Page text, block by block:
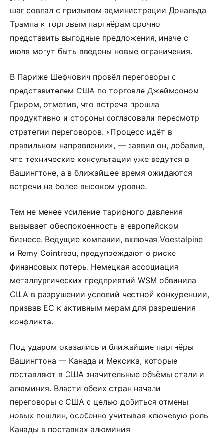
шаг совпал с призывом администрации Дональда
Трампа к торговым партнёрам срочно
представить выгодные предложения, иначе с
июля могут быть введены новые ограничения.
В Париже Шефчович провёл переговоры с
представителем США по торговле Джеймсоном
Гриром, отметив, что встреча прошла
продуктивно и стороны согласовали пересмотр
стратегии переговоров. «Процесс идёт в
правильном направлении», — заявил он, добавив,
что технические консультации уже ведутся в
Вашингтоне, а в ближайшее время ожидаются
встречи на более высоком уровне.
Тем не менее усиление тарифного давления
вызывает обеспокоенность в европейском
бизнесе. Ведущие компании, включая Voestalpine
и Remy Cointreau, предупреждают о риске
финансовых потерь. Немецкая ассоциация
металлургических предприятий WSM обвинила
США в разрушении условий честной конкуренции,
призвав ЕС к активным мерам для разрешения
конфликта.
Под ударом оказались и ближайшие партнёры
Вашингтона — Канада и Мексика, которые
поставляют в США значительные объёмы стали и
алюминия. Власти обеих стран начали
переговоры с США с целью добиться отмены
новых пошлин, особенно учитывая ключевую роль
Канады в поставках алюминия.